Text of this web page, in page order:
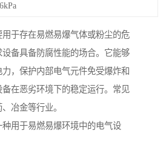
用于存在易燃易爆气体或粉尘的危
备具备防腐性能的场合。它能够
，保护内部电气元件免受爆炸和
在恶劣环境下的稳定运行。常见
冶金等行业。
种用于易燃易爆环境中的电气设